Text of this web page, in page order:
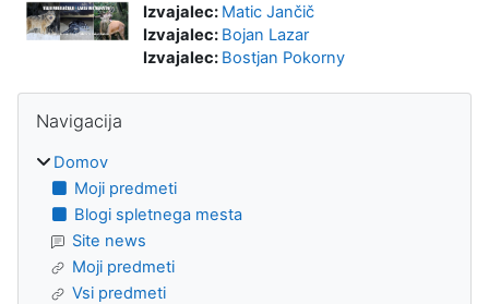
Izvajalec: Matic Jančič
Izvajalec: Bojan Lazar
Izvajalec: Bostjan Pokorny
Bloki
Navigacija
Domov
Moji predmeti
Blogi spletnega mesta
Site news
Moji predmeti
Vsi predmeti